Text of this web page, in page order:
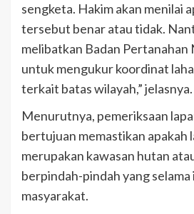
sengketa. Hakim akan menilai
tersebut benar atau tidak.
melibatkan Badan Pertanahan
untuk mengukur koordinat
terkait batas wilayah,” jelasnya.
Menurutnya, pemeriksaan
bertujuan memastikan apakah
merupakan kawasan hutan
berpindah-pindah yang selama
masyarakat.